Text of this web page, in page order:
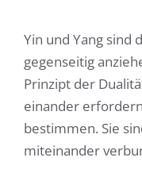
Yin und Yang sind
gegenseitig
Prinzipt der
einander
bestimmen. Sie
miteinander